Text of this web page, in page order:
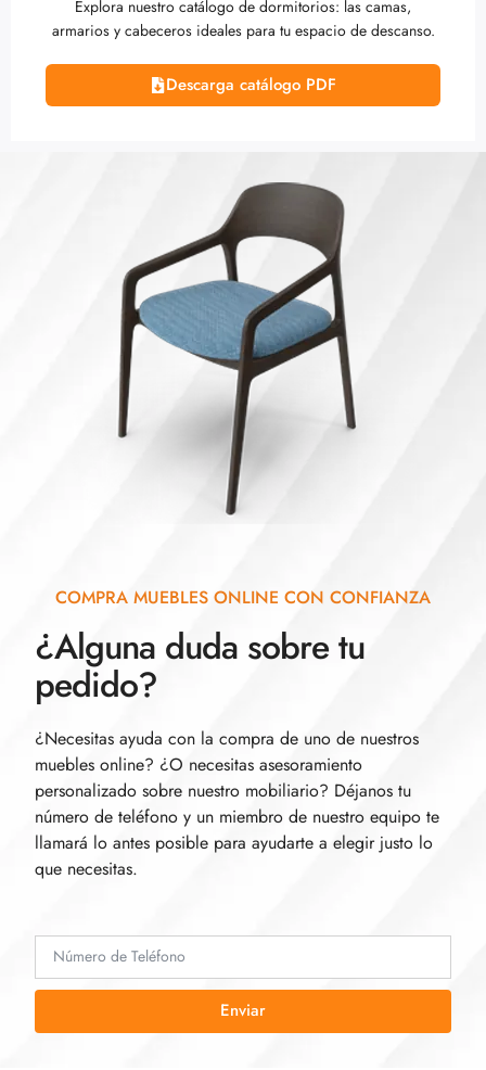
Explora nuestro catálogo de dormitorios: las camas,
armarios y cabeceros ideales para tu espacio de descanso.
Descarga catálogo PDF
COMPRA MUEBLES ONLINE CON CONFIANZA
¿Alguna duda sobre tu
pedido?
¿Necesitas ayuda con la compra de uno de nuestros
muebles online? ¿O necesitas asesoramiento
personalizado sobre nuestro mobiliario? Déjanos tu
número de teléfono y un miembro de nuestro equipo te
llamará lo antes posible para ayudarte a elegir justo lo
que necesitas.
Enviar